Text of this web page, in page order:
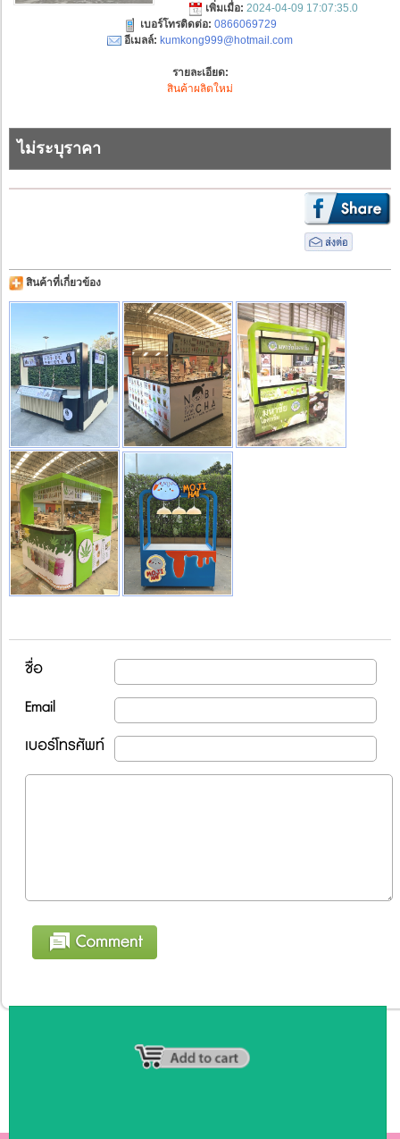
เพิ่มเมื่อ: 2024-04-09 17:07:35.0
เบอร์โทรติดต่อ: 0866069729
อีเมลล์: kumkong999@hotmail.com
รายละเอียด:
สินค้าผลิตใหม่
ไม่ระบุราคา
สินค้าที่เกี่ยวข้อง
ชื่อ
Email
เบอร์โทรศัพท์